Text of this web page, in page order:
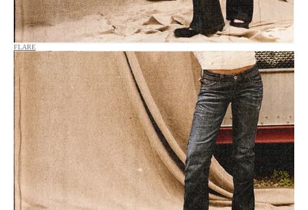
FLARE